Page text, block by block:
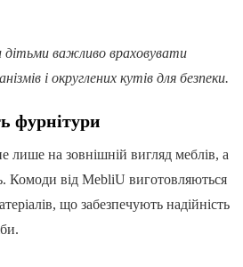
дітьми важливо враховувати
і округлених кутів для безпеки.
фурнітури
лише на зовнішній вигляд меблів, а
Комоди від MebliU виготовляються
що забезпечують надійність